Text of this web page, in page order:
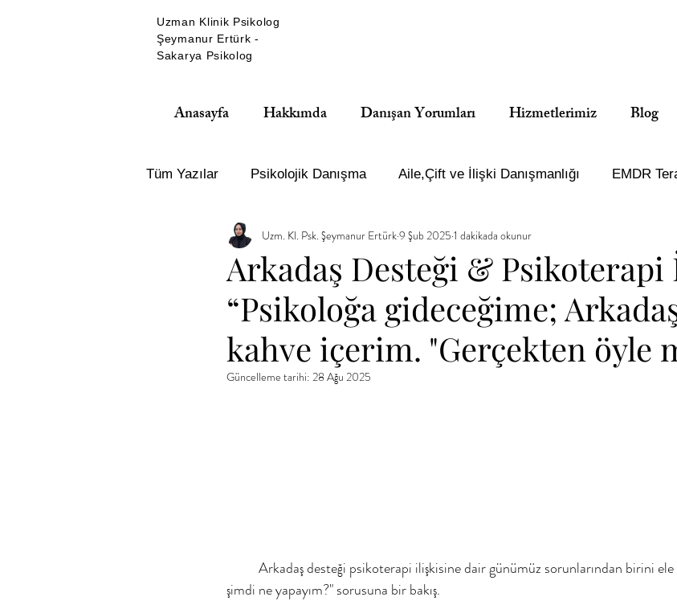
Uzman Klinik Psikolog
Şeymanur Ertürk -
Sakarya Psikolog
Anasayfa Hakkımda Danışan Yorumları Hizmetlerimiz Blog
Tüm Yazılar Psikolojik Danışma Aile,Çift ve İlişki Danışmanlığı EMDR
Çocuk ve Ergen Terapisi MOXO Dikkat Testi Yetişkin Psikolojik
Hayır demek Hayır demeyi neden öğrenelim?
Arkadaş Desteği &
“Psikoloğa gideceğime;
kahve içerim. "Gerçekten öyle
Uzm. Kl. Psk. Şeymanur Ertürk9 Şub 2025 1 dakikada okunur
Güncelleme tarihi: 28 Ağu 2025
şimdi ne yapayım?" sorusuna bir bakış.